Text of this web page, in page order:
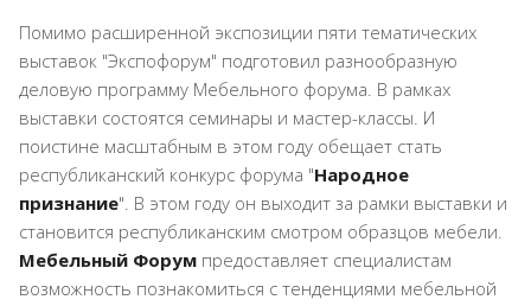
Помимо расширенной экспозиции пяти тематических
выставок "Экспофорум" подготовил разнообразную
деловую программу Мебельного форума. В рамках
выставки состоятся семинары и мастер-классы. И
поистине масштабным в этом году обещает стать
республиканский конкурс форума "Народное
признание". В этом году он выходит за рамки выставки и
становится республиканским смотром образцов мебели.
Мебельный Форум предоставляет специалистам
возможность познакомиться с тенденциями мебельной